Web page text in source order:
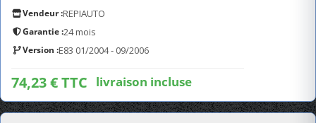
Vendeur :REPIAUTO
Garantie :24 mois
Version :E83 01/2004 - 09/2006
74,23 € TTC livraison incluse